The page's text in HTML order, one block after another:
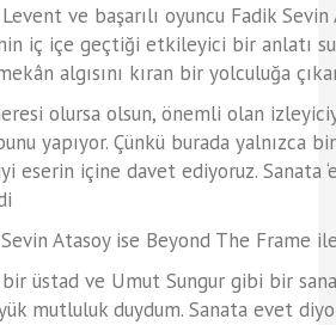
ve başarılı oyuncu Fadik
iç içe geçtiği etkileyici bir anlatı
algısını kıran bir yolculuğa
olursa olsun, önemli olan
yapıyor. Çünkü burada yalnızca
eserin içine davet ediyoruz. Sanata
Atasoy ise Beyond The Frame
üstad ve Umut Sungur gibi bir
mutluluk duydum. Sanata evet